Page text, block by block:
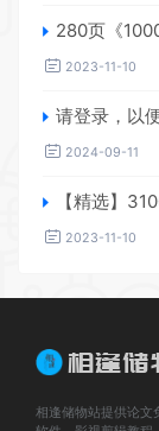
280页《
2023-11-10
请登录，以
2024-09-11
【精选】3100 份婚
2023-11-10
相逢储物站提供论文